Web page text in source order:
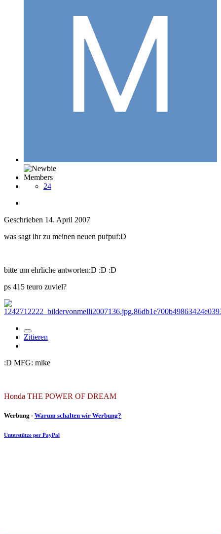
Members
24
Geschrieben 14. April 2007
was sagt ihr zu meinen neuen pufpuf:D
bitte um ehrliche antworten:D :D :D
ps 415 teuro zuviel?
Zitieren
:D MFG: mike
Honda THE POWER OF DREAM
Werbung - Warum schalten wir Werbung?
Unterstütze per PayPal